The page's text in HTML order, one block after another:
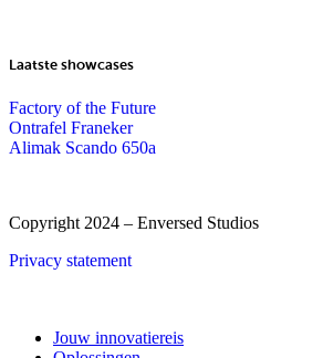
Laatste showcases
Factory of the Future
Ontrafel Franeker
Alimak Scando 650a
Copyright 2024 – Enversed Studios
Privacy statement
Close
Jouw innovatiereis